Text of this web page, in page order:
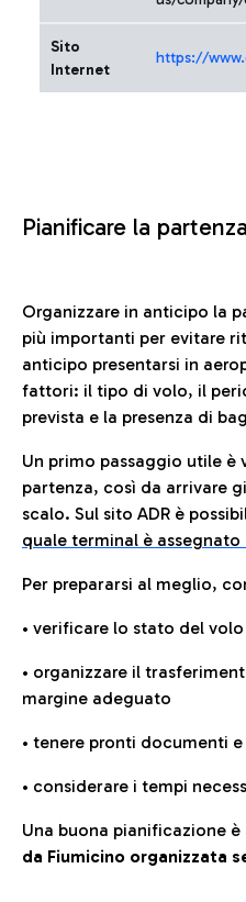
Sito
Internet
https://
Pianificare la
Organizzare in anticipo la
più importanti per evitare
anticipo presentarsi in
fattori: il tipo di volo, il
prevista e la presenza di
Un primo passaggio utile
partenza, così da arrivare
scalo. Sul sito ADR è
quale terminal è
Per prepararsi al meglio,
• verificare lo stato del
• organizzare il
margine adeguato
• tenere pronti documenti
• considerare i tempi
Una buona pianificazione
da Fiumicino organizzata